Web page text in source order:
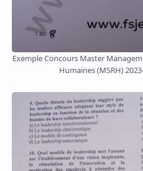
Exemple Concours Master
Humaines (MSRH)